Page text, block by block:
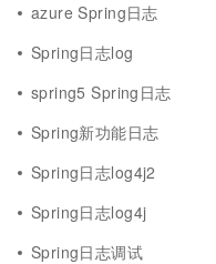
azure Spring日志
Spring日志log
spring5 Spring日志
Spring新功能日志
Spring日志log4j2
Spring日志log4j
Spring日志调试